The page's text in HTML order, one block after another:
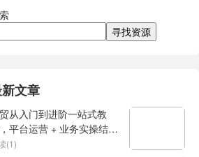
寻找资源
文章
从入门到进阶一站式教
平台运营 + 业务实操结
实现业绩稳步增长
(1)